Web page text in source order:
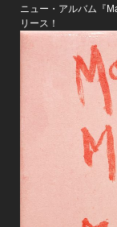
ニュー・アルバム『
リース！